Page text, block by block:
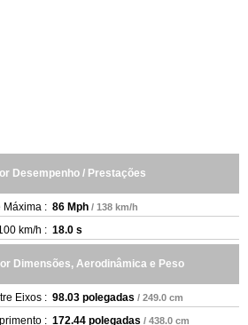
Desempenho / Prestações
Máxima : 86 Mph / 138 km/h
km/h : 18.0 s
Dimensões, Aerodinâmica e Peso
Eixos : 98.03 polegadas / 249.0 cm
: 172.44 polegadas / 438.0 cm